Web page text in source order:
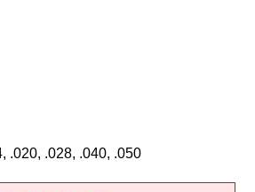
.020, .028, .040, .050